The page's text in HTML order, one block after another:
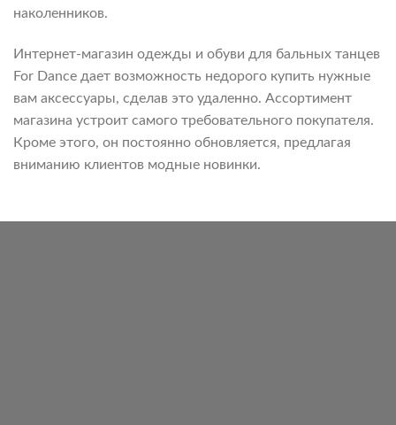
наколенников.
Интернет-магазин одежды и обуви для бальных танцев
For Dance дает возможность недорого купить нужные
вам аксессуары, сделав это удаленно. Ассортимент
магазина устроит самого требовательного покупателя.
Кроме этого, он постоянно обновляется, предлагая
вниманию клиентов модные новинки.